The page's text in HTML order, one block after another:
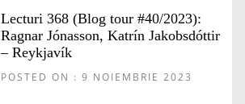
Lecturi 368 (Blog tour #40/2023):
Ragnar Jónasson, Katrín Jakobsdóttir
– Reykjavík
POSTED ON : 9 NOIEMBRIE 2023